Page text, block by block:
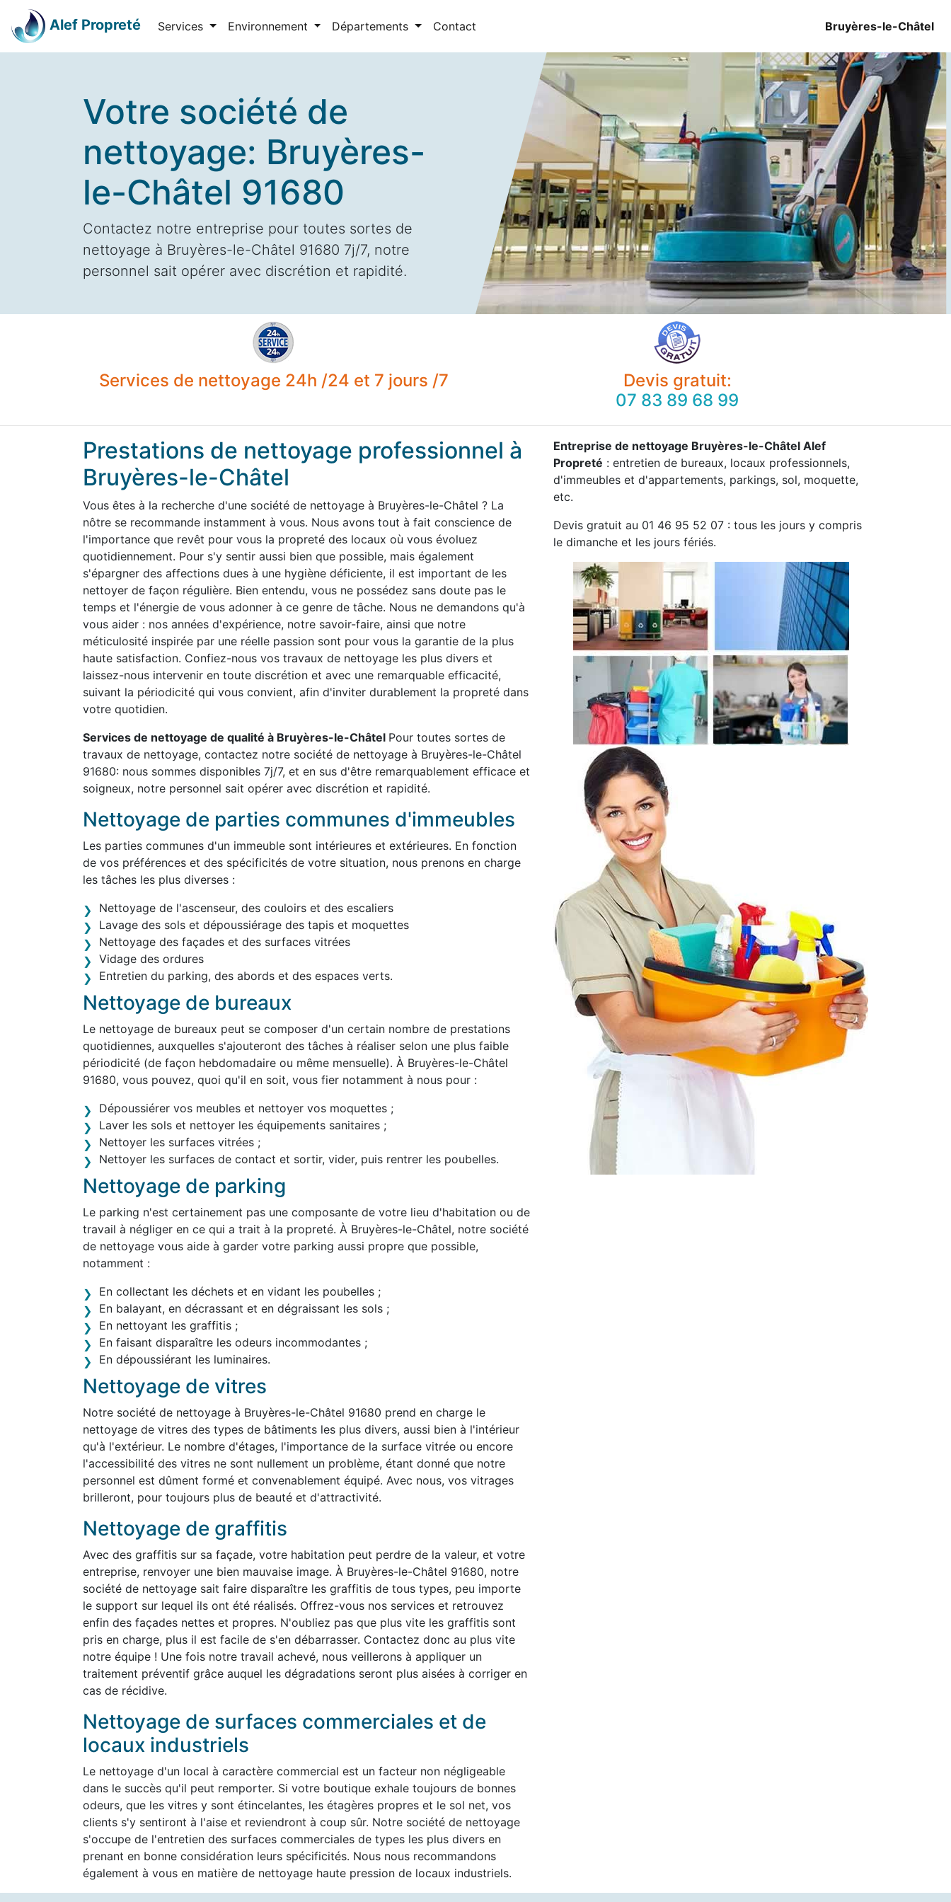
Alef Propreté Services Environnement Départements Contact Bruyères-le-Châtel
Votre société de
nettoyage: Bruyères-
le-Châtel 91680
Contactez notre entreprise pour toutes sortes de
nettoyage à Bruyères-le-Châtel 91680 7j/7, notre
personnel sait opérer avec discrétion et rapidité.
Services de nettoyage 24h /24 et 7 jours /7
Devis gratuit:
07 83 89 68 99
Prestations de nettoyage professionnel à
Bruyères-le-Châtel
Vous êtes à la recherche d'une société de nettoyage à Bruyères-le-Châtel ? La
nôtre se recommande instamment à vous. Nous avons tout à fait conscience de
l'importance que revêt pour vous la propreté des locaux où vous évoluez
quotidiennement. Pour s'y sentir aussi bien que possible, mais également
s'épargner des affections dues à une hygiène déficiente, il est important de les
nettoyer de façon régulière. Bien entendu, vous ne possédez sans doute pas le
temps et l'énergie de vous adonner à ce genre de tâche. Nous ne demandons qu'à
vous aider : nos années d'expérience, notre savoir-faire, ainsi que notre
méticulosité inspirée par une réelle passion sont pour vous la garantie de la plus
haute satisfaction. Confiez-nous vos travaux de nettoyage les plus divers et
laissez-nous intervenir en toute discrétion et avec une remarquable efficacité,
suivant la périodicité qui vous convient, afin d'inviter durablement la propreté dans
votre quotidien.
Services de nettoyage de qualité à Bruyères-le-Châtel Pour toutes sortes de
travaux de nettoyage, contactez notre société de nettoyage à Bruyères-le-Châtel
91680: nous sommes disponibles 7j/7, et en sus d'être remarquablement efficace et
soigneux, notre personnel sait opérer avec discrétion et rapidité.
Nettoyage de parties communes d'immeubles
Les parties communes d'un immeuble sont intérieures et extérieures. En fonction
de vos préférences et des spécificités de votre situation, nous prenons en charge
les tâches les plus diverses :
Nettoyage de l'ascenseur, des couloirs et des escaliers
Lavage des sols et dépoussiérage des tapis et moquettes
Nettoyage des façades et des surfaces vitrées
Vidage des ordures
Entretien du parking, des abords et des espaces verts.
Nettoyage de bureaux
Le nettoyage de bureaux peut se composer d'un certain nombre de prestations
quotidiennes, auxquelles s'ajouteront des tâches à réaliser selon une plus faible
périodicité (de façon hebdomadaire ou même mensuelle). À Bruyères-le-Châtel
91680, vous pouvez, quoi qu'il en soit, vous fier notamment à nous pour :
Dépoussiérer vos meubles et nettoyer vos moquettes ;
Laver les sols et nettoyer les équipements sanitaires ;
Nettoyer les surfaces vitrées ;
Nettoyer les surfaces de contact et sortir, vider, puis rentrer les poubelles.
Nettoyage de parking
Le parking n'est certainement pas une composante de votre lieu d'habitation ou de
travail à négliger en ce qui a trait à la propreté. À Bruyères-le-Châtel, notre société
de nettoyage vous aide à garder votre parking aussi propre que possible,
notamment :
En collectant les déchets et en vidant les poubelles ;
En balayant, en décrassant et en dégraissant les sols ;
En nettoyant les graffitis ;
En faisant disparaître les odeurs incommodantes ;
En dépoussiérant les luminaires.
Nettoyage de vitres
Notre société de nettoyage à Bruyères-le-Châtel 91680 prend en charge le
nettoyage de vitres des types de bâtiments les plus divers, aussi bien à l'intérieur
qu'à l'extérieur. Le nombre d'étages, l'importance de la surface vitrée ou encore
l'accessibilité des vitres ne sont nullement un problème, étant donné que notre
personnel est dûment formé et convenablement équipé. Avec nous, vos vitrages
brilleront, pour toujours plus de beauté et d'attractivité.
Nettoyage de graffitis
Avec des graffitis sur sa façade, votre habitation peut perdre de la valeur, et votre
entreprise, renvoyer une bien mauvaise image. À Bruyères-le-Châtel 91680, notre
société de nettoyage sait faire disparaître les graffitis de tous types, peu importe
le support sur lequel ils ont été réalisés. Offrez-vous nos services et retrouvez
enfin des façades nettes et propres. N'oubliez pas que plus vite les graffitis sont
pris en charge, plus il est facile de s'en débarrasser. Contactez donc au plus vite
notre équipe ! Une fois notre travail achevé, nous veillerons à appliquer un
traitement préventif grâce auquel les dégradations seront plus aisées à corriger en
cas de récidive.
Nettoyage de surfaces commerciales et de
locaux industriels
Le nettoyage d'un local à caractère commercial est un facteur non négligeable
dans le succès qu'il peut remporter. Si votre boutique exhale toujours de bonnes
odeurs, que les vitres y sont étincelantes, les étagères propres et le sol net, vos
clients s'y sentiront à l'aise et reviendront à coup sûr. Notre société de nettoyage
s'occupe de l'entretien des surfaces commerciales de types les plus divers en
prenant en bonne considération leurs spécificités. Nous nous recommandons
également à vous en matière de nettoyage haute pression de locaux industriels.
Entreprise de nettoyage Bruyères-le-Châtel Alef
Propreté : entretien de bureaux, locaux professionnels,
d'immeubles et d'appartements, parkings, sol, moquette,
etc.
Devis gratuit au 01 46 95 52 07 : tous les jours y compris
le dimanche et les jours fériés.